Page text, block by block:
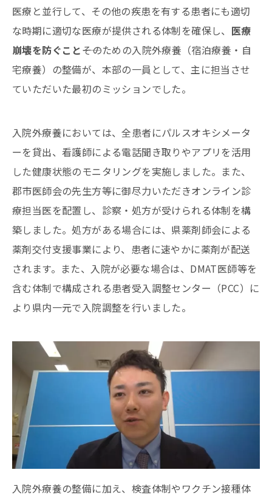
医療と並行して、その他の疾患を有する患者にも適切
な時期に適切な医療が提供される体制を確保し、 医療
崩壊を防ぐこと――そのための入院外療養（宿泊療養・自
宅療養）の整備が、本部の一員として、主に担当させ
ていただいた最初のミッションでした。
入院外療養においては、全患者にパルスオキシメータ
ーを貸出、看護師による電話聞き取りやアプリを活用
した健康状態のモニタリングを実施しました。また、
郡市医師会の先生方等に御尽力いただきオンライン診
療担当医を配置し、診察・処方が受けられる体制を構
築しました。処方がある場合には、県薬剤師会による
薬剤交付支援事業により、患者に速やかに薬剤が配送
されます。また、入院が必要な場合は、DMAT医師等を
含む体制で構成される患者受入調整センター（PCC）に
より県内一元で入院調整を行いました。
入院外療養の整備に加え、検査体制やワクチン接種体